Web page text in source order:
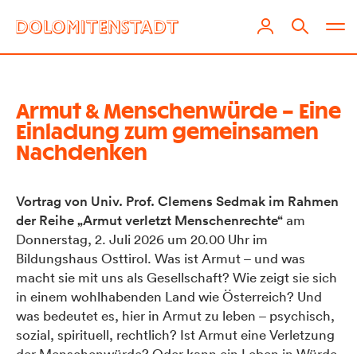
Armut & Menschenwürde – Eine
Einladung zum gemeinsamen
Nachdenken
Vortrag von Univ. Prof. Clemens Sedmak im Rahmen
der Reihe „Armut verletzt Menschenrechte“ am
Donnerstag, 2. Juli 2026 um 20.00 Uhr im
Bildungshaus Osttirol. Was ist Armut – und was
macht sie mit uns als Gesellschaft? Wie zeigt sie sich
in einem wohlhabenden Land wie Österreich? Und
was bedeutet es, hier in Armut zu leben – psychisch,
sozial, spirituell, rechtlich? Ist Armut eine Verletzung